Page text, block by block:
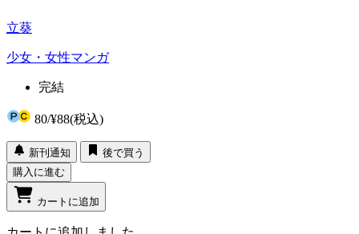
立葵
少女・女性マンガ
完結
80/¥88(税込)
新刊通知
後で買う
購入に進む
カートに追加